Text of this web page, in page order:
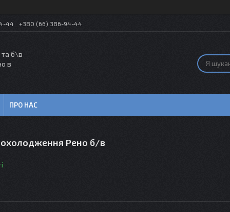
44 +380 (66) 386-94-44
та б\в
в
ПРО НАС
Рено б/в